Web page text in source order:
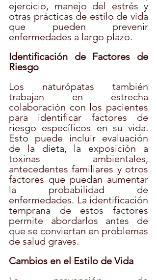
ejercicio, manejo del estrés y
otras prácticas de estilo de vida
que pueden prevenir
enfermedades a largo plazo.
Identificación de Factores de
Riesgo
Los naturópatas también
trabajan en estrecha
colaboración con los pacientes
para identificar factores de
riesgo específicos en su vida.
Esto puede incluir evaluación
de la dieta, la exposición a
toxinas ambientales,
antecedentes familiares y otros
factores que puedan aumentar
la probabilidad de
enfermedades. La identificación
temprana de estos factores
permite abordarlos antes de
que se conviertan en problemas
de salud graves.
Cambios en el Estilo de Vida